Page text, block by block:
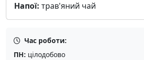
Напої: трав'яний чай
Час роботи:
ПН: цілодобово